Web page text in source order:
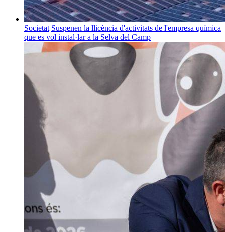
Societat Suspenen la llicència d'activitats de l'empresa química
que es vol instal·lar a la Selva del Camp